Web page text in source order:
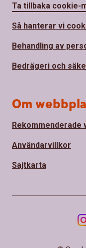
Ta tillbaka cookie-
Så hanterar vi
Behandling av
Bedrägeri och
Om
Rekommenderade
Användarvillkor
Sajtkarta